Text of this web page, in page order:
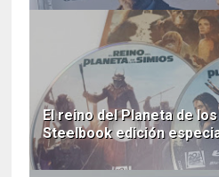
El reino del Planeta de
Steelbook edición